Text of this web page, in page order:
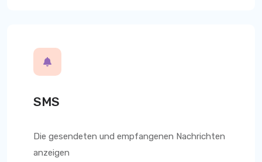
SMS
Die gesendeten und empfangenen Nachrichten
anzeigen